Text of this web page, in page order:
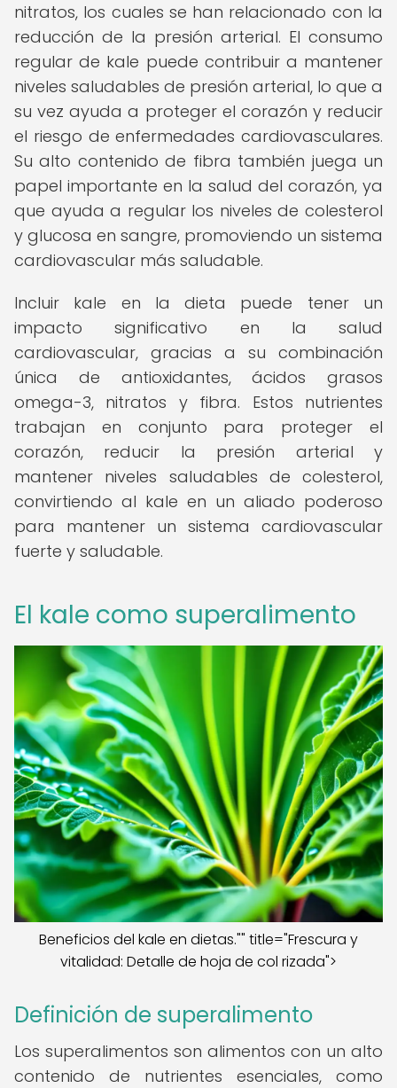
nitratos, los cuales se han relacionado con la
reducción de la presión arterial. El consumo
regular de kale puede contribuir a mantener
niveles saludables de presión arterial, lo que a
su vez ayuda a proteger el corazón y reducir
el riesgo de enfermedades cardiovasculares.
Su alto contenido de fibra también juega un
papel importante en la salud del corazón, ya
que ayuda a regular los niveles de colesterol
y glucosa en sangre, promoviendo un sistema
cardiovascular más saludable.
Incluir kale en la dieta puede tener un
impacto significativo en la salud
cardiovascular, gracias a su combinación
única de antioxidantes, ácidos grasos
omega-3, nitratos y fibra. Estos nutrientes
trabajan en conjunto para proteger el
corazón, reducir la presión arterial y
mantener niveles saludables de colesterol,
convirtiendo al kale en un aliado poderoso
para mantener un sistema cardiovascular
fuerte y saludable.
El kale como superalimento
Beneficios del kale en dietas."" title="Frescura y
vitalidad: Detalle de hoja de col rizada">
Definición de superalimento
Los superalimentos son alimentos con un alto
contenido de nutrientes esenciales, como